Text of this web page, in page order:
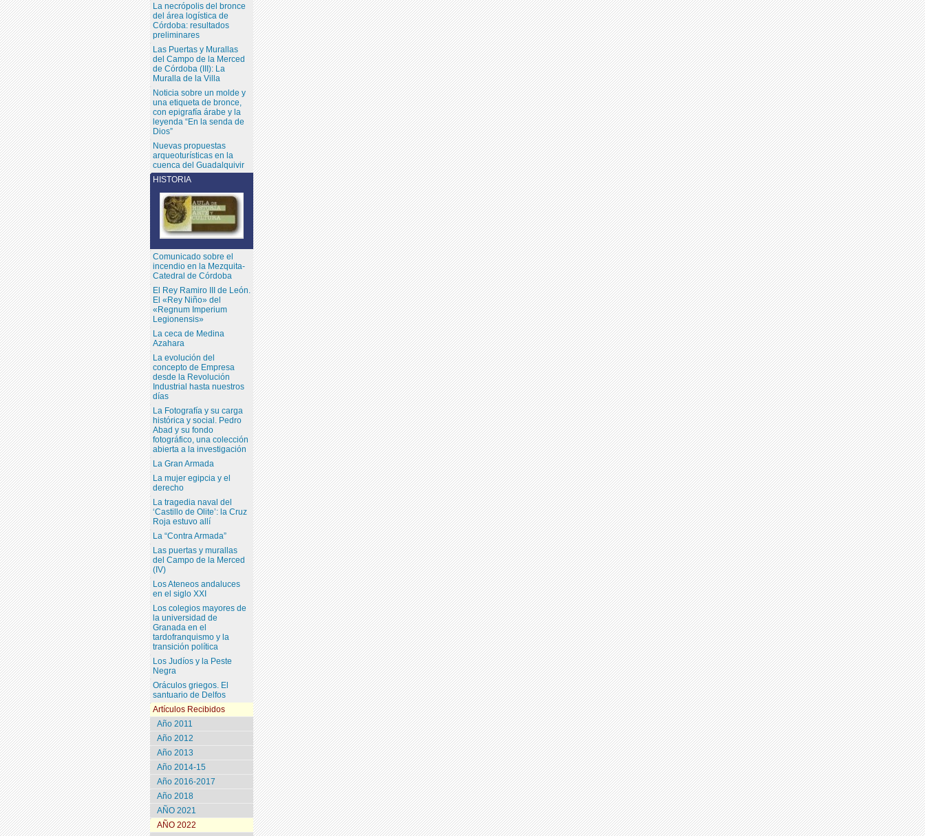
La necrópolis del bronce
del área logística de
Córdoba: resultados
preliminares
Las Puertas y Murallas
del Campo de la Merced
de Córdoba (III): La
Muralla de la Villa
Noticia sobre un molde y
una etiqueta de bronce,
con epigrafía árabe y la
leyenda “En la senda de
Dios”
Nuevas propuestas
arqueoturísticas en la
cuenca del Guadalquivir
HISTORIA
Comunicado sobre el
incendio en la Mezquita-
Catedral de Córdoba
El Rey Ramiro III de León.
El «Rey Niño» del
«Regnum Imperium
Legionensis»
La ceca de Medina
Azahara
La evolución del
concepto de Empresa
desde la Revolución
Industrial hasta nuestros
días
La Fotografía y su carga
histórica y social. Pedro
Abad y su fondo
fotográfico, una colección
abierta a la investigación
La Gran Armada
La mujer egipcia y el
derecho
La tragedia naval del
‘Castillo de Olite’: la Cruz
Roja estuvo allí
La “Contra Armada”
Las puertas y murallas
del Campo de la Merced
(IV)
Los Ateneos andaluces
en el siglo XXI
Los colegios mayores de
la universidad de
Granada en el
tardofranquismo y la
transición política
Los Judíos y la Peste
Negra
Oráculos griegos. El
santuario de Delfos
Artículos Recibidos
Año 2011
Año 2012
Año 2013
Año 2014-15
Año 2016-2017
Año 2018
AÑO 2021
AÑO 2022